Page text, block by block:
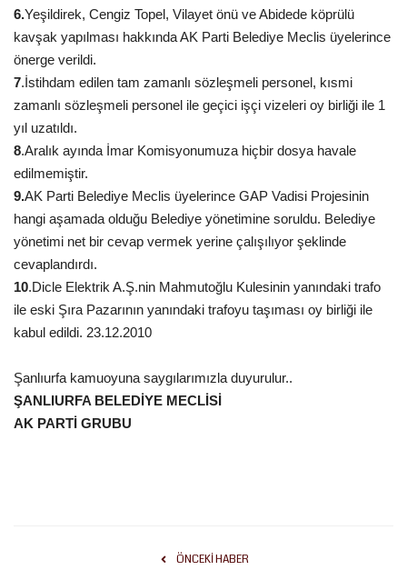
6.Yeşildirek, Cengiz Topel, Vilayet önü ve Abidede köprülü
kavşak yapılması hakkında AK Parti Belediye Meclis üyelerince
önerge verildi.
7.İstihdam edilen tam zamanlı sözleşmeli personel, kısmi
zamanlı sözleşmeli personel ile geçici işçi vizeleri oy birliği ile 1
yıl uzatıldı.
8.Aralık ayında İmar Komisyonumuza hiçbir dosya havale
edilmemiştir.
9.AK Parti Belediye Meclis üyelerince GAP Vadisi Projesinin
hangi aşamada olduğu Belediye yönetimine soruldu. Belediye
yönetimi net bir cevap vermek yerine çalışılıyor şeklinde
cevaplandırdı.
10.Dicle Elektrik A.Ş.nin Mahmutoğlu Kulesinin yanındaki trafo
ile eski Şıra Pazarının yanındaki trafoyu taşıması oy birliği ile
kabul edildi. 23.12.2010
Şanlıurfa kamuoyuna saygılarımızla duyurulur..
ŞANLIURFA BELEDİYE MECLİSİ
AK PARTİ GRUBU
ÖNCEKI HABER